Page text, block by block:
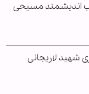
اندیشمند مسیحی
شهید لاریجانی